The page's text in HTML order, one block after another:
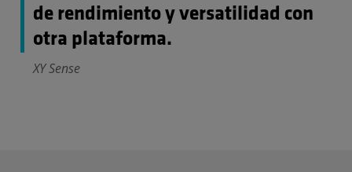
de rendimiento y versatilidad con
otra plataforma.
XY Sense